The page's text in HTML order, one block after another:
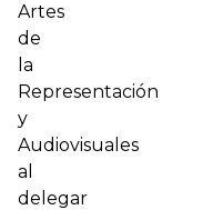
Artes
de
la
Representación
y
Audiovisuales
al
delegar